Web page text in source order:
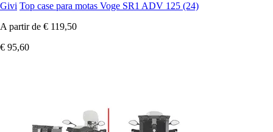
Givi Top case para motas Voge SR1 ADV 125 (24)
A partir de € 119,50
€ 95,60